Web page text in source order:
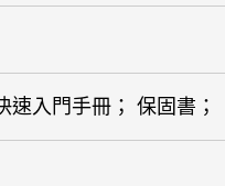
速入門手冊； 保固書；